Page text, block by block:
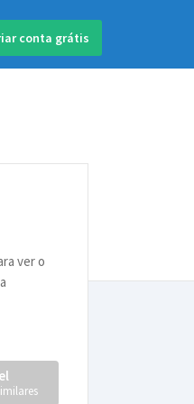
conta grátis
ver o